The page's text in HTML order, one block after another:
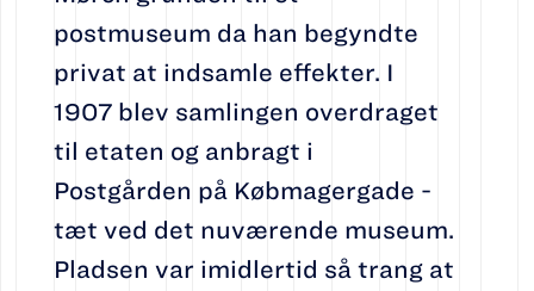
postmuseum da han begyndte
privat at indsamle effekter. I
1907 blev samlingen overdraget
til etaten og anbragt i
Postgården på Købmagergade -
tæt ved det nuværende museum.
Pladsen var imidlertid så trang at